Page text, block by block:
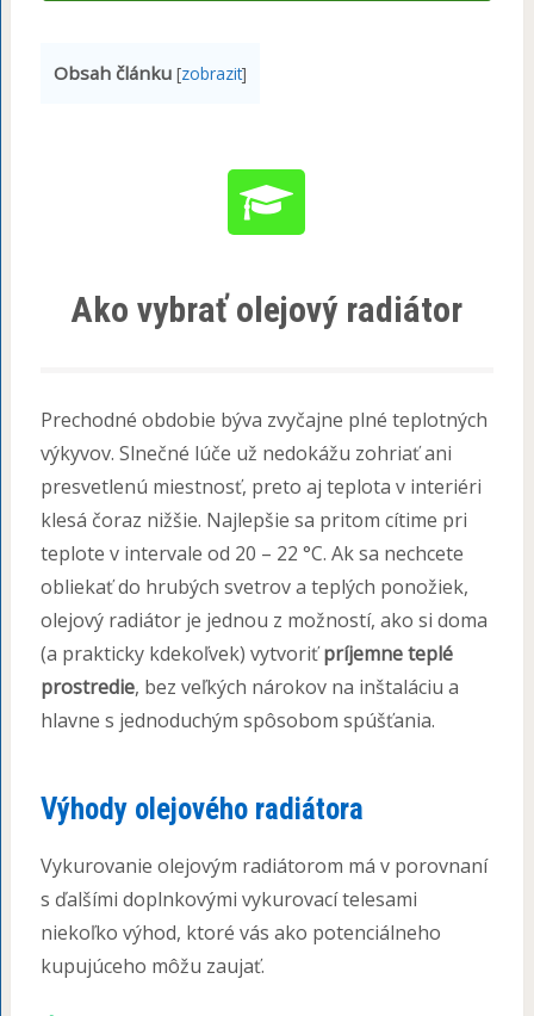
Obsah článku [zobrazit]
Ako vybrať olejový radiátor
Prechodné obdobie býva zvyčajne plné teplotných
výkyvov. Slnečné lúče už nedokážu zohriať ani
presvetlenú miestnosť, preto aj teplota v interiéri
klesá čoraz nižšie. Najlepšie sa pritom cítime pri
teplote v intervale od 20 – 22 °C. Ak sa nechcete
obliekať do hrubých svetrov a teplých ponožiek,
olejový radiátor je jednou z možností, ako si doma
(a prakticky kdekoľvek) vytvoriťpríjemne teplé
prostredie, bez veľkých nárokov na inštaláciu a
hlavne s jednoduchým spôsobom spúšťania.
Výhody olejového radiátora
Vykurovanie olejovým radiátorom má v porovnaní
s ďalšími doplnkovými vykurovací telesami
niekoľko výhod, ktoré vás ako potenciálneho
kupujúceho môžu zaujať.